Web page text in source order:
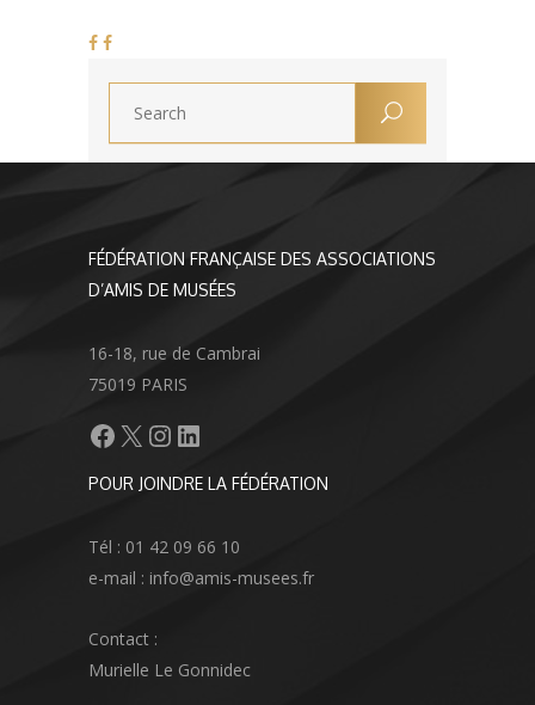
FÉDÉRATION FRANÇAISE DES ASSOCIATIONS
D’AMIS DE MUSÉES
16-18, rue de Cambrai
75019 PARIS
Facebook
X Instagram
LinkedIn
POUR JOINDRE LA FÉDÉRATION
Tél : 01 42 09 66 10
e-mail : info@amis-musees.fr
Contact :
Murielle Le Gonnidec